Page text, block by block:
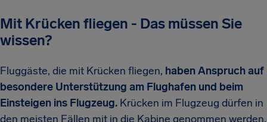
Mit Krücken fliegen - Das müssen Sie
wissen?
Fluggäste, die mit Krücken fliegen, haben Anspruch auf
besondere Unterstützung am Flughafen und beim
Einsteigen ins Flugzeug. Krücken im Flugzeug dürfen in
den meisten Fällen mit in die Kabine genommen werden,